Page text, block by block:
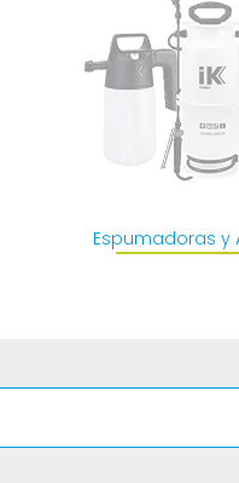
Espumadoras y